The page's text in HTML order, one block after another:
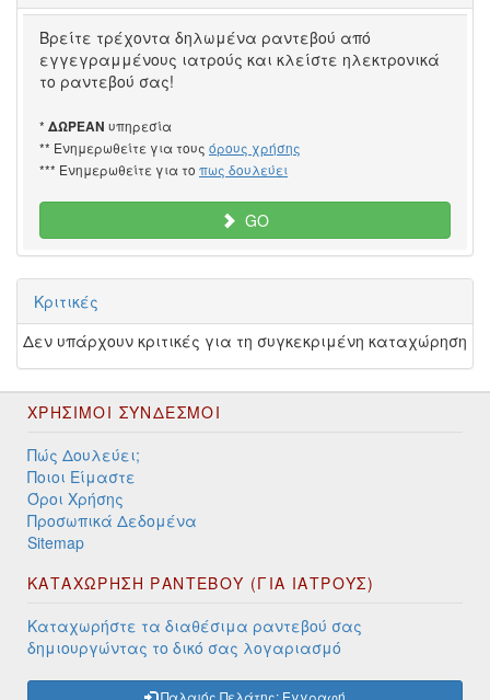
Βρείτε τρέχοντα δηλωμένα ραντεβού από
εγγεγραμμένους ιατρούς και κλείστε ηλεκτρονικά
το ραντεβού σας!
* ΔΩΡΕΑΝ υπηρεσία
** Ενημερωθείτε για τους όρους χρήσης
*** Ενημερωθείτε για το πως δουλεύει
GO
Κριτικές
Δεν υπάρχουν κριτικές για τη συγκεκριμένη καταχώρηση
ΧΡΉΣΙΜΟΙ ΣΎΝΔΕΣΜΟΙ
Πώς Δουλεύει;
Ποιοι Είμαστε
Όροι Χρήσης
Προσωπικά Δεδομένα
Sitemap
ΚΑΤΑΧΩΡΗΣΗ ΡΑΝΤΕΒΟΥ (ΓΙΑ ΙΑΤΡΟΥΣ)
Καταχωρήστε τα διαθέσιμα ραντεβού σας
δημιουργώντας το δικό σας λογαριασμό
Παλαιός Πελάτης; Εγγραφή